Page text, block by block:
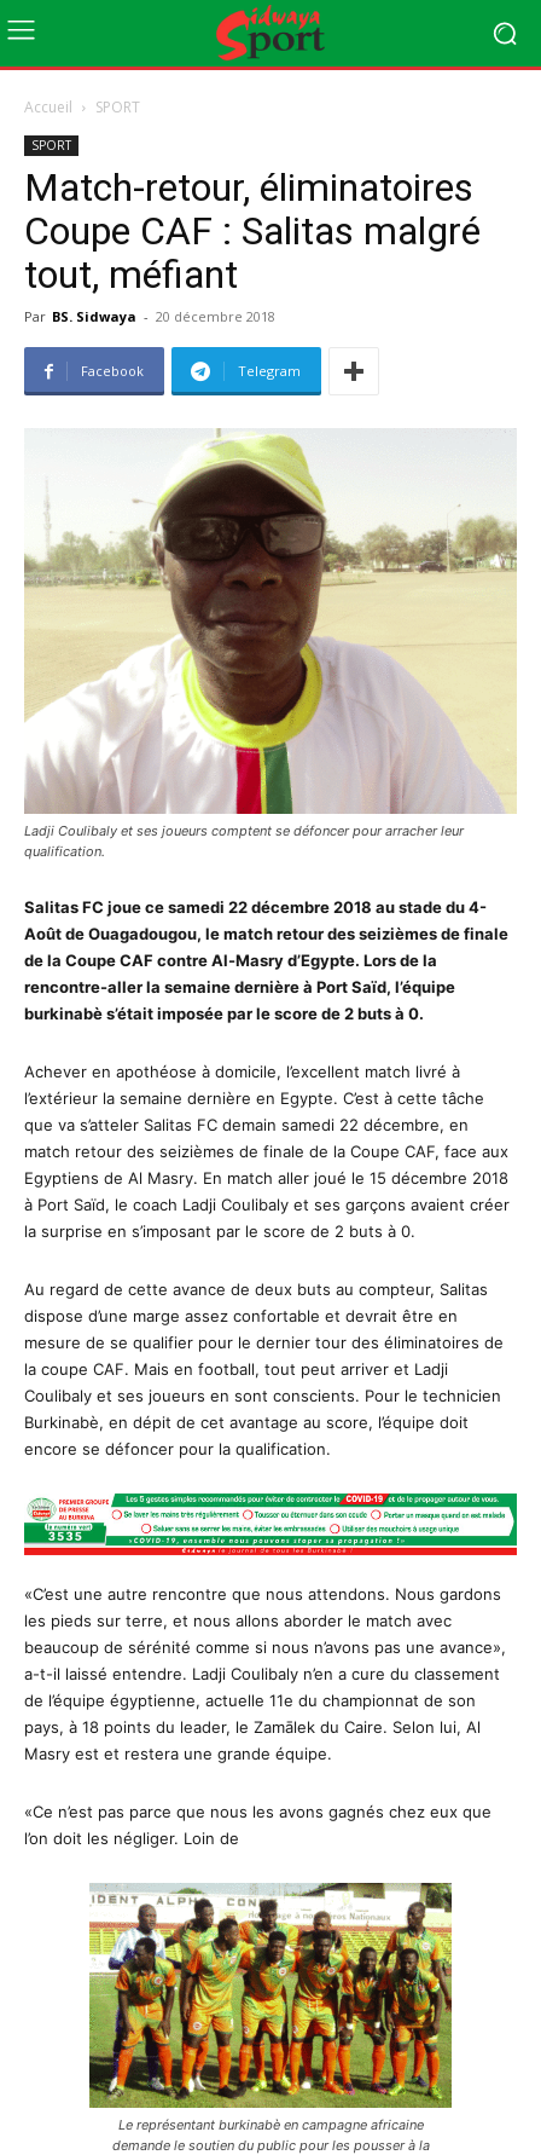
Accueil SPORT
SPORT
Match-retour, éliminatoires
Coupe CAF : Salitas malgré
tout, méfiant
Par BS. Sidwaya - 20 décembre 2018
Facebook Telegram
Ladji Coulibaly et ses joueurs comptent se défoncer pour arracher leur
qualification.
Salitas FC joue ce samedi 22 décembre 2018 au stade du 4-
Août de Ouagadougou, le match retour des seizièmes de finale
de la Coupe CAF contre Al-Masry d’Egypte. Lors de la
rencontre-aller la semaine dernière à Port Saïd, l’équipe
burkinabè s’était imposée par le score de 2 buts à 0.
Achever en apothéose à domicile, l’excellent match livré à
l’extérieur la semaine dernière en Egypte. C’est à cette tâche
que va s’atteler Salitas FC demain samedi 22 décembre, en
match retour des seizièmes de finale de la Coupe CAF, face aux
Egyptiens de Al Masry. En match aller joué le 15 décembre 2018
à Port Saïd, le coach Ladji Coulibaly et ses garçons avaient créer
la surprise en s’imposant par le score de 2 buts à 0.
Au regard de cette avance de deux buts au compteur, Salitas
dispose d’une marge assez confortable et devrait être en
mesure de se qualifier pour le dernier tour des éliminatoires de
la coupe CAF. Mais en football, tout peut arriver et Ladji
Coulibaly et ses joueurs en sont conscients. Pour le technicien
Burkinabè, en dépit de cet avantage au score, l’équipe doit
encore se défoncer pour la qualification.
«C’est une autre rencontre que nous attendons. Nous gardons
les pieds sur terre, et nous allons aborder le match avec
beaucoup de sérénité comme si nous n’avons pas une avance»,
a-t-il laissé entendre. Ladji Coulibaly n’en a cure du classement
de l’équipe égyptienne, actuelle 11e du championnat de son
pays, à 18 points du leader, le Zamālek du Caire. Selon lui, Al
Masry est et restera une grande équipe.
«Ce n’est pas parce que nous les avons gagnés chez eux que
l’on doit les négliger. Loin de
Le représentant burkinabè en campagne africaine
demande le soutien du public pour les pousser à la